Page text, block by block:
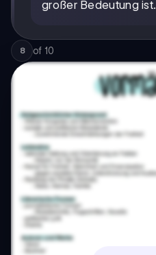
großer Bedeutung ist.
8 of 10